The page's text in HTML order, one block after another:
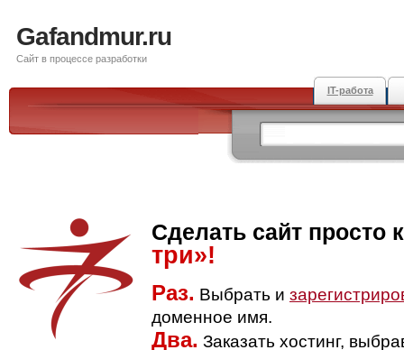
Gafandmur.ru
Сайт в процессе разработки
IT-работа
Сделать сайт просто
три»!
Раз. Выбрать и
доменное имя.
Два. Заказать хостинг,